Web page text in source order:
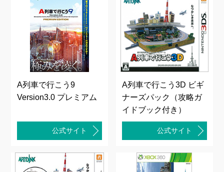
A列車で行こう9
Version3.0 プレミアム
公式サイト
A列車で行こう3D ビギ
ナーズパック（攻略ガ
イドブック付き）
公式サイト